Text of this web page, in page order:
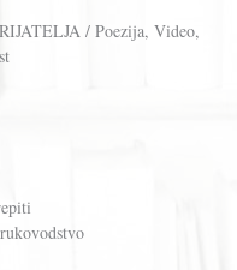
/ Poezija, Video,